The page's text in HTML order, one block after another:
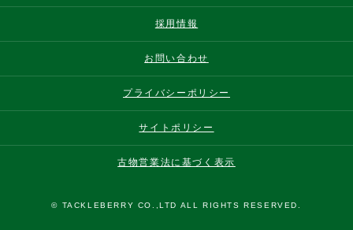
採用情報
お問い合わせ
プライバシーポリシー
サイトポリシー
古物営業法に基づく表示
© TACKLEBERRY CO.,LTD ALL RIGHTS RESERVED.